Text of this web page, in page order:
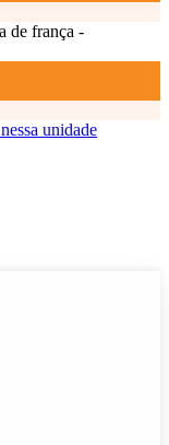
de frança -
unidade